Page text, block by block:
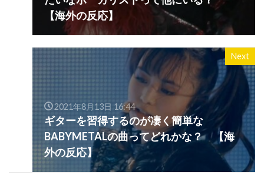
【海外の反応】
Next
2021年8月13日 16:44
ギターを習得するのが凄く簡単な
BABYMETALの曲ってどれかな？ 【海
外の反応】